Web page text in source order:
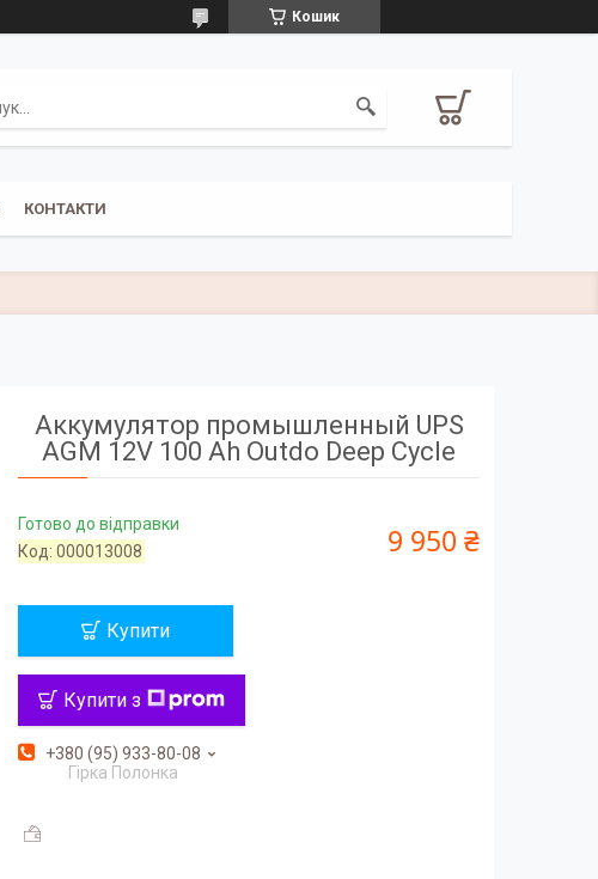
Кошик
КОНТАКТИ
Аккумулятор промышленный UPS
AGM 12V 100 Ah Outdo Deep Cycle
Готово до відправки
Код:000013008 9 950 ₴
Купити
Купити з
+380 (95) 933-80-08
Гірка Полонка